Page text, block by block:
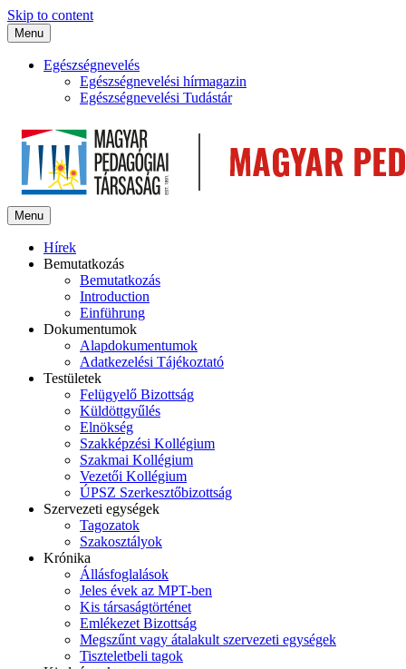
Skip to content
Menu
Egészségnevelés
Egészségnevelési hírmagazin
Egészségnevelési Tudástár
Menu
Hírek
Bemutatkozás
Bemutatkozás
Introduction
Einführung
Dokumentumok
Alapdokumentumok
Adatkezelési Tájékoztató
Testületek
Felügyelő Bizottság
Küldöttgyűlés
Elnökség
Szakképzési Kollégium
Szakmai Kollégium
Vezetői Kollégium
ÚPSZ Szerkesztőbizottság
Szervezeti egységek
Tagozatok
Szakosztályok
Krónika
Állásfoglalások
Jeles évek az MPT-ben
Kis társaságtörténet
Emlékezet Bizottság
Megszűnt vagy átalakult szervezeti egységek
Tiszteletbeli tagok